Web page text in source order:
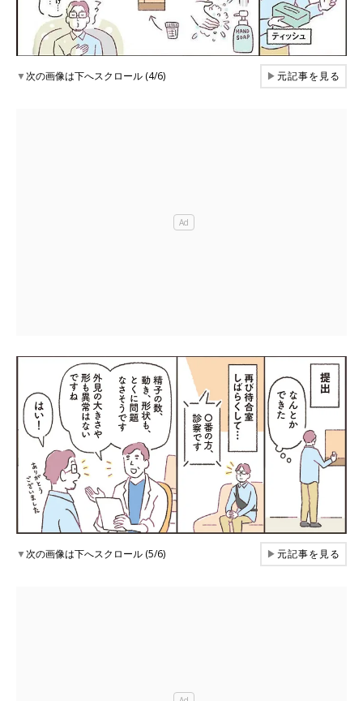
▼次の画像は下へスクロール (4/6) ▶元記事を見る
▼次の画像は下へスクロール (5/6) ▶元記事を見る